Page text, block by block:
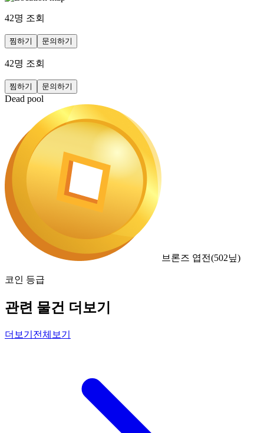
42명 조회
찜하기 문의하기
42명 조회
찜하기 문의하기
Dead pool
브론즈 엽전(502닢)
코인 등급
관련 물건 더보기
더보기 전체보기